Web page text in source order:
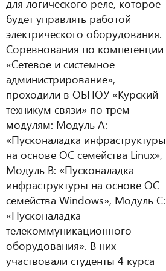
для логического реле, которое
будет управлять работой
электрического оборудования.
Соревнования по компетенции
«Сетевое и системное
администрирование»,
проходили в ОБПОУ «Курский
техникум связи» по трем
модулям: Модуль А:
«Пусконаладка инфраструктуры
на основе OC семейства Linux»,
Модуль В: «Пусконаладка
инфраструктуры на основе OC
семейства Windows», Модуль С:
«Пусконаладка
телекоммуникационного
оборудования». В них
участвовали студенты 4 курса